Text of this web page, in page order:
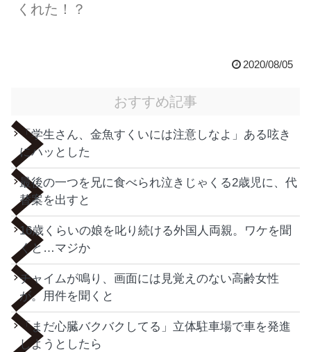
くれた！？
2020/08/05
おすすめ記事
「学生さん、金魚すくいには注意しなよ」ある呟き
にハッとした
最後の一つを兄に食べられ泣きじゃくる2歳児に、代
替案を出すと
16歳くらいの娘を叱り続ける外国人両親。ワケを聞
くと…マジか
チャイムが鳴り、画面には見覚えのない高齢女性
が。用件を聞くと
「まだ心臓バクバクしてる」立体駐車場で車を発進
しようとしたら